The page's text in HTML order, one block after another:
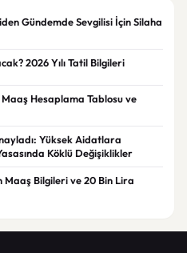
Gündemde Sevgilisi İçin Silaha
2026 Yılı Tatil Bilgileri
Hesaplama Tablosu ve
Yüksek Aidatlara
Köklü Değişiklikler
Maaş Bilgileri ve 20 Bin Lira